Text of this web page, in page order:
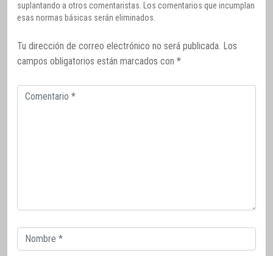
suplantando a otros comentaristas. Los comentarios que incumplan
esas normas básicas serán eliminados.
Tu dirección de correo electrónico no será publicada. Los
campos obligatorios están marcados con *
Comentario
Correo
electrónico